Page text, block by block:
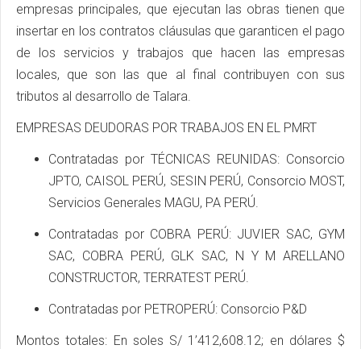
empresas principales, que ejecutan las obras tienen que
insertar en los contratos cláusulas que garanticen el pago
de los servicios y trabajos que hacen las empresas
locales, que son las que al final contribuyen con sus
tributos al desarrollo de Talara.
EMPRESAS DEUDORAS POR TRABAJOS EN EL PMRT
Contratadas por TÉCNICAS REUNIDAS: Consorcio
JPTO, CAISOL PERÚ, SESIN PERÚ, Consorcio MOST,
Servicios Generales MAGU, PA PERÚ.
Contratadas por COBRA PERÚ: JUVIER SAC, GYM
SAC, COBRA PERÚ, GLK SAC, N Y M ARELLANO
CONSTRUCTOR, TERRATEST PERÚ.
Contratadas por PETROPERÚ: Consorcio P&D
Montos totales: En soles S/ 1’412,608.12; en dólares $